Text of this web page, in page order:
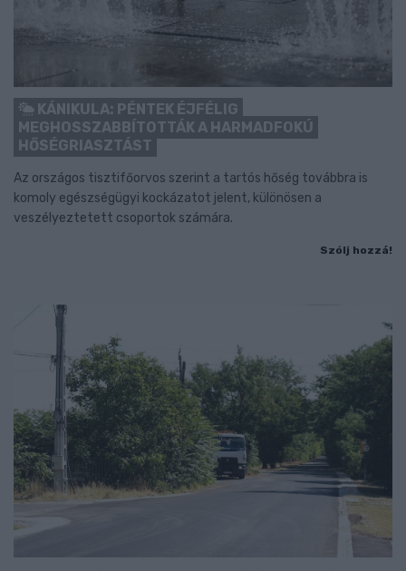
KÁNIKULA: PÉNTEK ÉJFÉLIG
MEGHOSSZABBÍTOTTÁK A HARMADFOKÚ
HŐSÉGRIASZTÁST
Az országos tisztifőorvos szerint a tartós hőség továbbra is
komoly egészségügyi kockázatot jelent, különösen a
veszélyeztetett csoportok számára.
Szólj hozzá!